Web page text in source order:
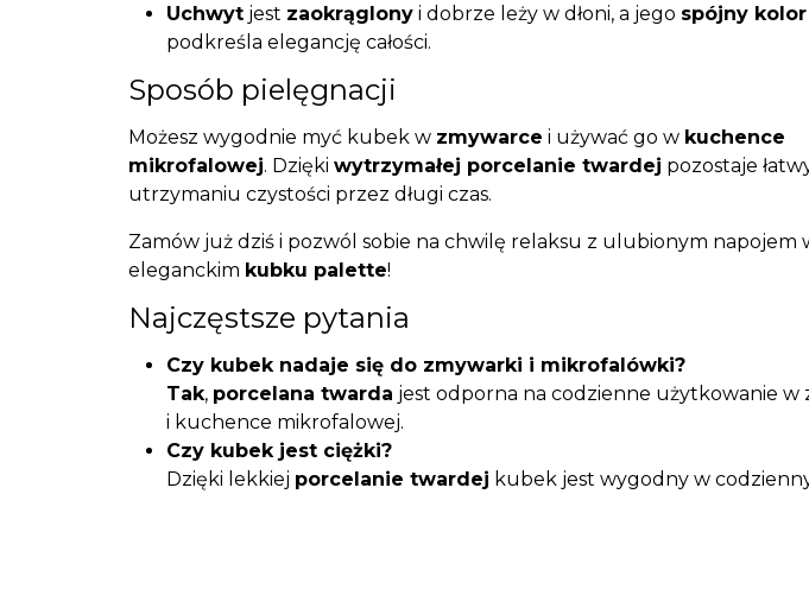
Uchwyt jest zaokrąglony i dobrze leży w dłoni, a jego spójny kolor
podkreśla elegancję całości.
Sposób pielęgnacji
Możesz wygodnie myć kubek w zmywarce i używać go w kuchence
mikrofalowej. Dzięki wytrzymałej porcelanie twardej pozostaje
utrzymaniu czystości przez długi czas.
Zamów już dziś i pozwól sobie na chwilę relaksu z ulubionym napojem
eleganckim kubku palette!
Najczęstsze pytania
Czy kubek nadaje się do zmywarki i mikrofalówki?
Tak, porcelana twarda jest odporna na codzienne użytkowanie w
i kuchence mikrofalowej.
Czy kubek jest ciężki?
Dzięki lekkiej porcelanie twardej kubek jest wygodny w